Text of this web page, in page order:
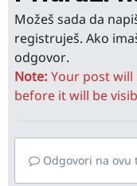
Možeš sada da
registruješ. Ako
odgovor.
Note: Your post
before it will be
Odgovori na ovu